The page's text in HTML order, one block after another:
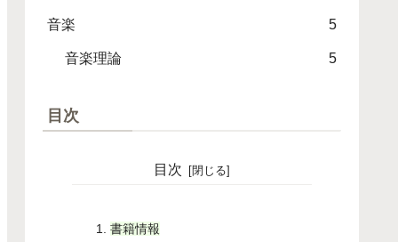
音楽 5
音楽理論 5
目次
目次
書籍情報